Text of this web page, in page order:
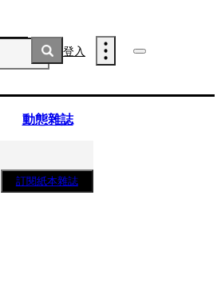
登入
動態雜誌
訂閱紙本雜誌